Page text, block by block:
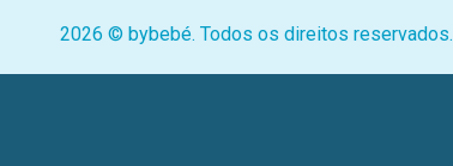
2026 © bybebé. Todos os direitos reservados.